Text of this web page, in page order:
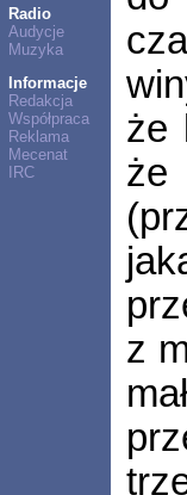
Radio
Audycje
Muzyka
Informacje
Redakcja
Współpraca
Reklama
Mecenat
IRC
że
że
z